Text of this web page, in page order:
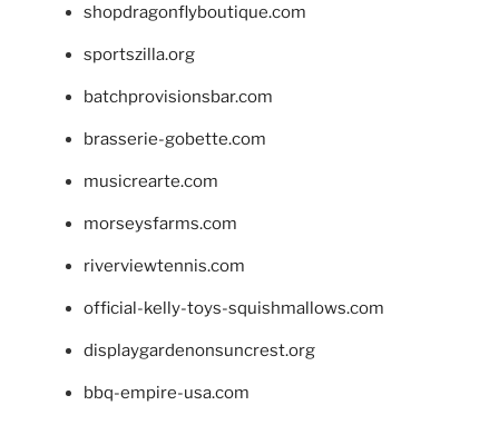
shopdragonflyboutique.com
sportszilla.org
batchprovisionsbar.com
brasserie-gobette.com
musicrearte.com
morseysfarms.com
riverviewtennis.com
official-kelly-toys-squishmallows.com
displaygardenonsuncrest.org
bbq-empire-usa.com